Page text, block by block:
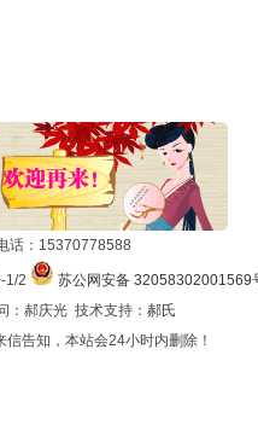
话：15370778588
1/2
苏公网安备 32058302001569
郝庆光 技术支持： 郝氏
告知，本站会24小时内删除！